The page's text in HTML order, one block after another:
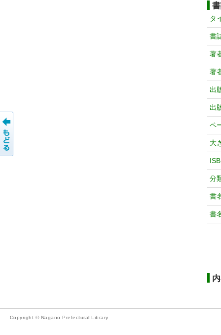
タ
書
著
著
出
出
ペ
大
分
書
書
Copyright © Nagano Prefectural Library